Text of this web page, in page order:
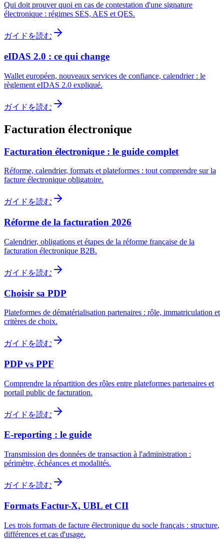
Qui doit prouver quoi en cas de contestation d'une signature
électronique : régimes SES, AES et QES.
ガイドを読む
eIDAS 2.0 : ce qui change
Wallet européen, nouveaux services de confiance, calendrier : le
règlement eIDAS 2.0 expliqué.
ガイドを読む
Facturation électronique
Facturation électronique : le guide complet
Réforme, calendrier, formats et plateformes : tout comprendre sur la
facture électronique obligatoire.
ガイドを読む
Réforme de la facturation 2026
Calendrier, obligations et étapes de la réforme française de la
facturation électronique B2B.
ガイドを読む
Choisir sa PDP
Plateformes de dématérialisation partenaires : rôle, immatriculation et
critères de choix.
ガイドを読む
PDP vs PPF
Comprendre la répartition des rôles entre plateformes partenaires et
portail public de facturation.
ガイドを読む
E-reporting : le guide
Transmission des données de transaction à l'administration :
périmètre, échéances et modalités.
ガイドを読む
Formats Factur-X, UBL et CII
Les trois formats de facture électronique du socle français : structure,
différences et cas d'usage.